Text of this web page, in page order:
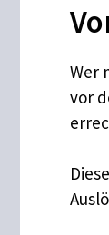
Wer
vor